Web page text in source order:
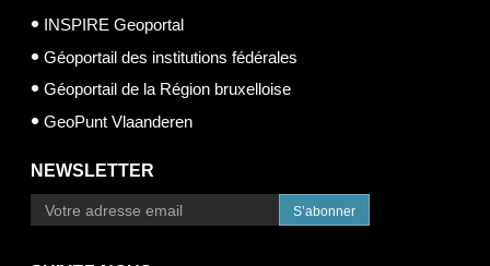
INSPIRE Geoportal
Géoportail des institutions fédérales
Géoportail de la Région bruxelloise
GeoPunt Vlaanderen
NEWSLETTER
S’abonner